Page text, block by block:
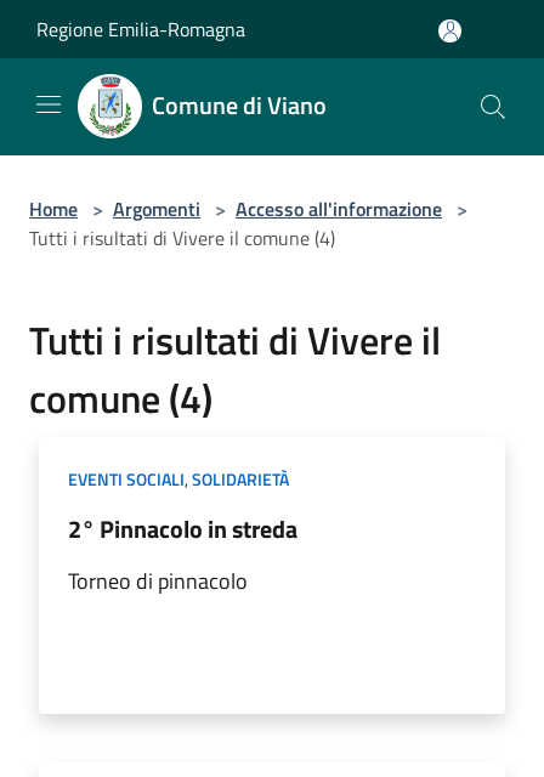
Regione Emilia-Romagna
Comune di Viano
Home > Argomenti > Accesso all'informazione >
Tutti i risultati di Vivere il comune (4)
Tutti i risultati di Vivere il
comune (4)
EVENTI SOCIALI,SOLIDARIETÀ
2° Pinnacolo in streda
Torneo di pinnacolo